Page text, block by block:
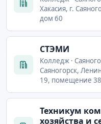
Хакасия, г.
дом 60
СТЭМИ
Колледж ·
Саяногорск,
19, помещение
Техникум
хозяйства и